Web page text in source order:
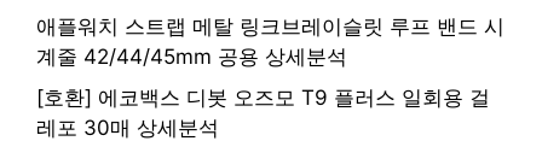
애플워치 스트랩 메탈 링크브레이슬릿 루프 밴드 시
계줄 42/44/45mm 공용 상세분석
[호환] 에코백스 디봇 오즈모 T9 플러스 일회용 걸
레포 30매 상세분석